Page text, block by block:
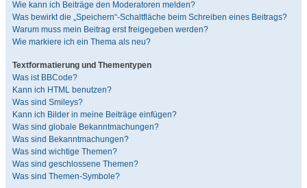
Wie kann ich Beiträge den Moderatoren melden?
Was bewirkt die „Speichern“-Schaltfläche beim Schreiben eines Beitrags?
Warum muss mein Beitrag erst freigegeben werden?
Wie markiere ich ein Thema als neu?
Textformatierung und Thementypen
Was ist BBCode?
Kann ich HTML benutzen?
Was sind Smileys?
Kann ich Bilder in meine Beiträge einfügen?
Was sind globale Bekanntmachungen?
Was sind Bekanntmachungen?
Was sind wichtige Themen?
Was sind geschlossene Themen?
Was sind Themen-Symbole?